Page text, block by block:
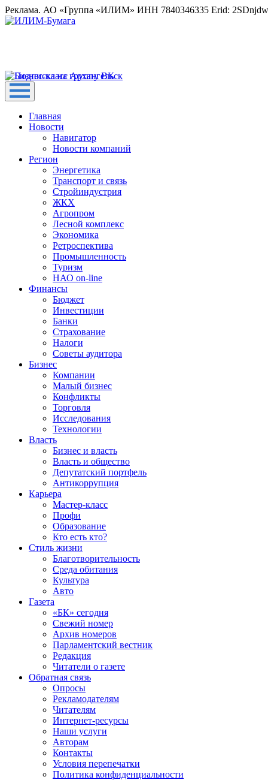
Реклама. АО «Группа «ИЛИМ» ИНН 7840346335 Erid:
Главная
Новости
Навигатор
Новости компаний
Регион
Энергетика
Транспорт и связь
Стройиндустрия
ЖКХ
Агропром
Лесной комплекс
Экономика
Ретроспектива
Промышленность
Туризм
НАО on-line
Финансы
Бюджет
Инвестиции
Банки
Страхование
Налоги
Советы аудитора
Бизнес
Компании
Малый бизнес
Конфликты
Торговля
Исследования
Технологии
Власть
Бизнес и власть
Власть и общество
Депутатский портфель
Антикоррупция
Карьера
Мастер-класс
Профи
Образование
Кто есть кто?
Стиль жизни
Благотворительность
Среда обитания
Культура
Авто
Газета
«БК» сегодня
Свежий номер
Архив номеров
Парламентский вестник
Редакция
Читатели о газете
Обратная связь
Опросы
Рекламодателям
Читателям
Интернет-ресурсы
Наши услуги
Авторам
Контакты
Условия перепечатки
Политика конфиденциальности